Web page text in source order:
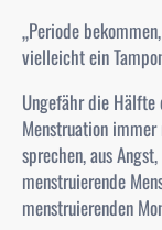
„Periode
vielleicht ein
Ungefähr die
Menstruation
sprechen, aus
menstruierende
menstruierenden